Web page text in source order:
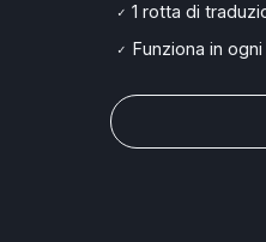
✓ 1 rotta di
✓ Funziona in